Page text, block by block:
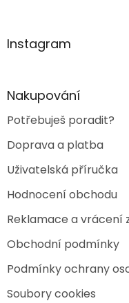
aInstagram
Nakupování
Potřebuješ poradit?
Doprava a platba
Uživatelská příručka
Hodnocení obchodu
Reklamace a vrácení
Obchodní podmínky
Podmínky ochrany
Soubory cookies